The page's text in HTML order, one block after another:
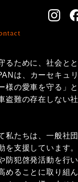
るために、社会と
は、カーセキュ
様の愛車を守る」
盗難の存在しない
私たちは、一般社
を支援しています
防犯啓発活動を行
めることに取り組ん